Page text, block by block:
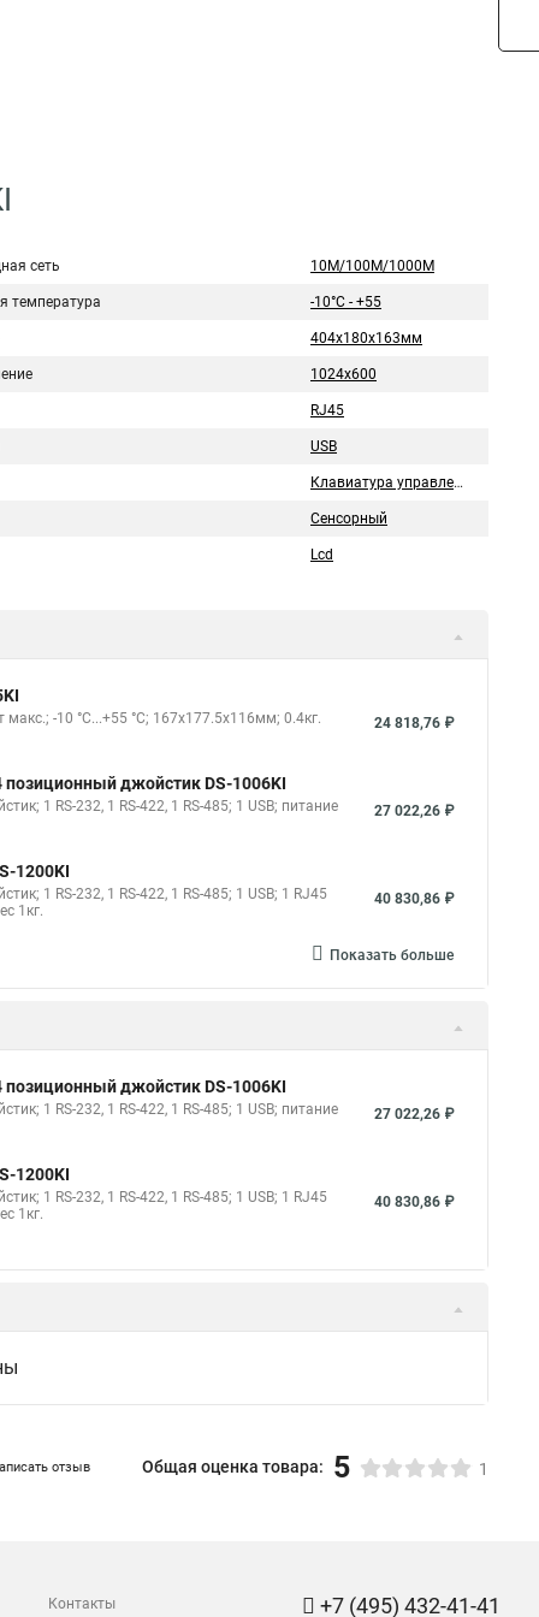
сеть 10M/100M/1000М
температура -10°C - +55
404х180х163мм
1024х600
RJ45
USB
Клавиатура управления
Сенсорный
Lcd
-10 °C...+55 °C; 167x177.5x116мм; 0.4кг. 24 818,76 ₽
позиционный джойстик DS-1006KI
1 RS-232, 1 RS-422, 1 RS-485; 1 USB; питание
27 022,26 ₽
1200KI
1 RS-232, 1 RS-422, 1 RS-485; 1 USB; 1 RJ45
1кг.
40 830,86 ₽
Показать больше
позиционный джойстик DS-1006KI
1 RS-232, 1 RS-422, 1 RS-485; 1 USB; питание
27 022,26 ₽
1200KI
1 RS-232, 1 RS-422, 1 RS-485; 1 USB; 1 RJ45
1кг.
40 830,86 ₽
отзыв Общая оценка товара: 5 1
Контакты +7 (495) 432-41-41